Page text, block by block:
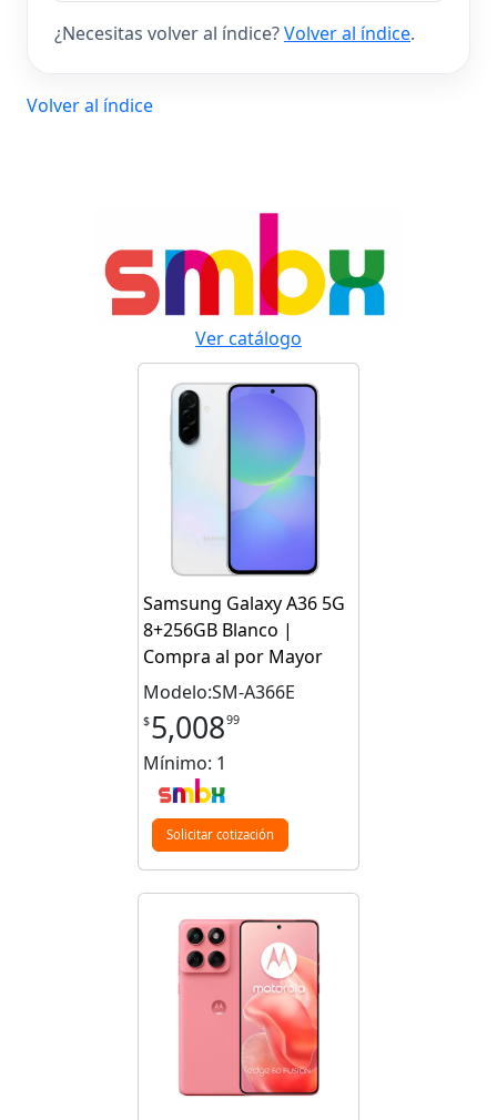
¿Necesitas volver al índice?Volver al índice.
Volver al índice
Ver catálogo
Samsung Galaxy A36 5G
8+256GB Blanco |
Compra al por Mayor
Modelo:SM-A366E
$5,00899
Mínimo: 1
Solicitar cotización